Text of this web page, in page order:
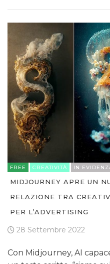
FREE CREATIVITÀ IN
MIDJOURNEY APRE UN
RELAZIONE TRA
PER L’ADVERTISING
28 Settembre 2022
Con Midjourney, AI